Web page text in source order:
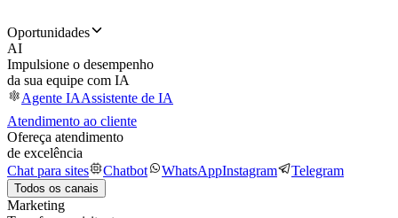
Oportunidades
AI
Impulsione o desempenho
da sua equipe com IA
Agente IAAssistente de IA
Atendimento ao cliente
Ofereça atendimento
de excelência
Chat para sites
Chatbot WhatsAppInstagram Telegram
Todos os canais
Marketing